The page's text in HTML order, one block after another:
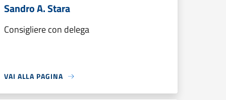
Sandro A. Stara
Consigliere con delega
VAI ALLA PAGINA